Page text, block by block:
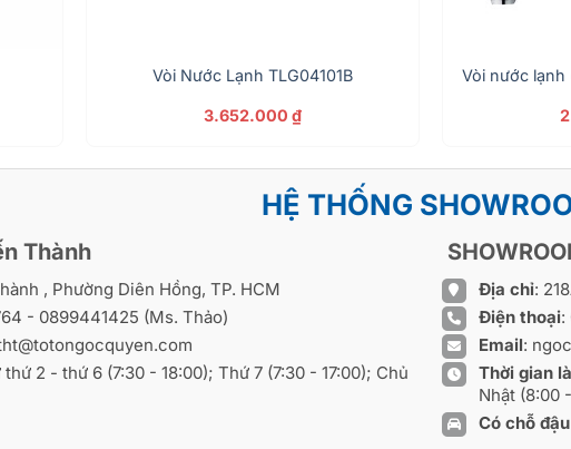
Vòi Nước Lạnh TLG04101B
3.652.000 ₫
Vòi nước lạnh
HỆ THỐNG
Thành
, Phường Diên Hồng, TP. HCM
- 0899441425 (Ms. Thảo)
thứ 2 - thứ 6 (7:30 - 18:00); Thứ 7 (7:30 - 17:00); Chủ
Địa chỉ:
Điện thoại:
Email:
Thời gian
Nhật (8:00
Có chỗ